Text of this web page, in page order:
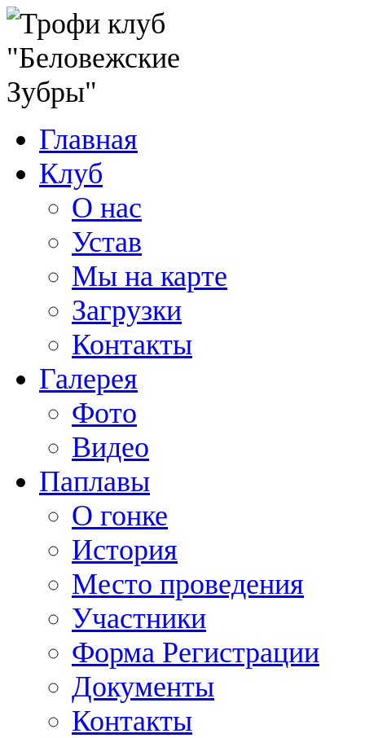
Главная
Клуб
О нас
Устав
Мы на карте
Загрузки
Контакты
Галерея
Фото
Видео
Паплавы
О гонке
История
Место проведения
Участники
Форма Регистрации
Документы
Контакты